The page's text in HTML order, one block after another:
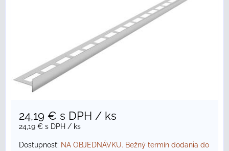
24,19 € s DPH / ks
24,19 € s DPH / ks
Dostupnosť: NA OBJEDNÁVKU. Bežný termín dodania do